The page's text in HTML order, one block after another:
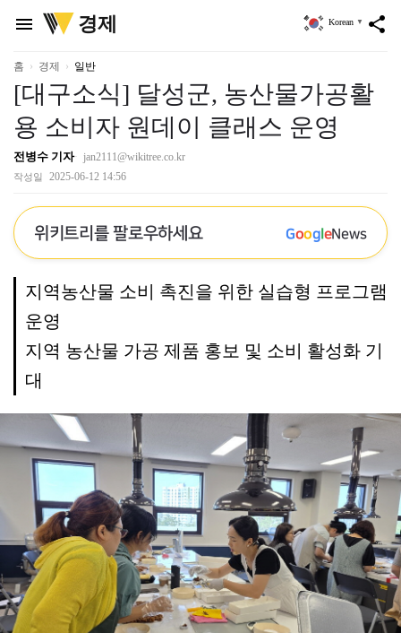
menu
위
키
리
경제 share
Korean ▼
홈 경제 일반
[대구소식] 달성군, 농산물가공활
용 소비자 원데이 클래스 운영
전병수 기자 jan2111@wikitree.co.kr
작성일 2025-06-12 14:56
위키트리를 팔로우하세요 GoogleNews
지역농산물 소비 촉진을 위한 실습형 프로그램
운영
지역 농산물 가공 제품 홍보 및 소비 활성화 기
대